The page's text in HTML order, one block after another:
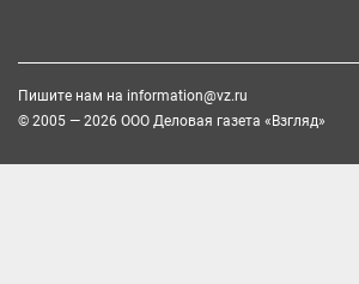
Пишите нам на information@vz.ru
© 2005 — 2026 ООО Деловая газета «Взгляд»